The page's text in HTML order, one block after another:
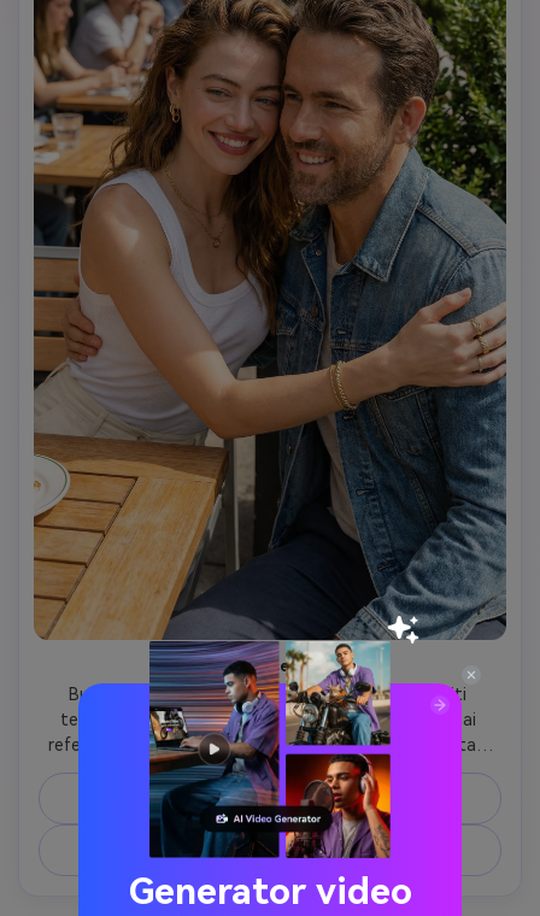
Pelukan selebriti
Buat foto realistis saya memeluk seorang selebriti
terkenal. Gunakan foto saya yang diunggah sebagai
referensi dan jaga fitur wajah dan identitas saya tetap
tidak berubah. Selebriti itu seharusnya terlihat mudah
dikenali namun alami. Pelukan harus terasa ramah dan
santai, tidak dipentaskan atau dibesar-besarkan. Gaya
fotografi fotorealistis dengan cahaya alami. Tidak ada
Salin prompt
Membuat gambar yang serupa ↗
Generator video